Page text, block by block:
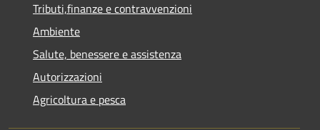
Tributi,finanze e contravvenzioni
Ambiente
Salute, benessere e assistenza
Autorizzazioni
Agricoltura e pesca